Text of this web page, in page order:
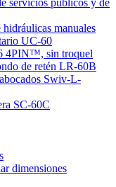
servicios públicos y de
manuales
UC-60
4PIN™, sin troquel
de retén LR-60B
Swiv-L-
SC-60C
dimensiones